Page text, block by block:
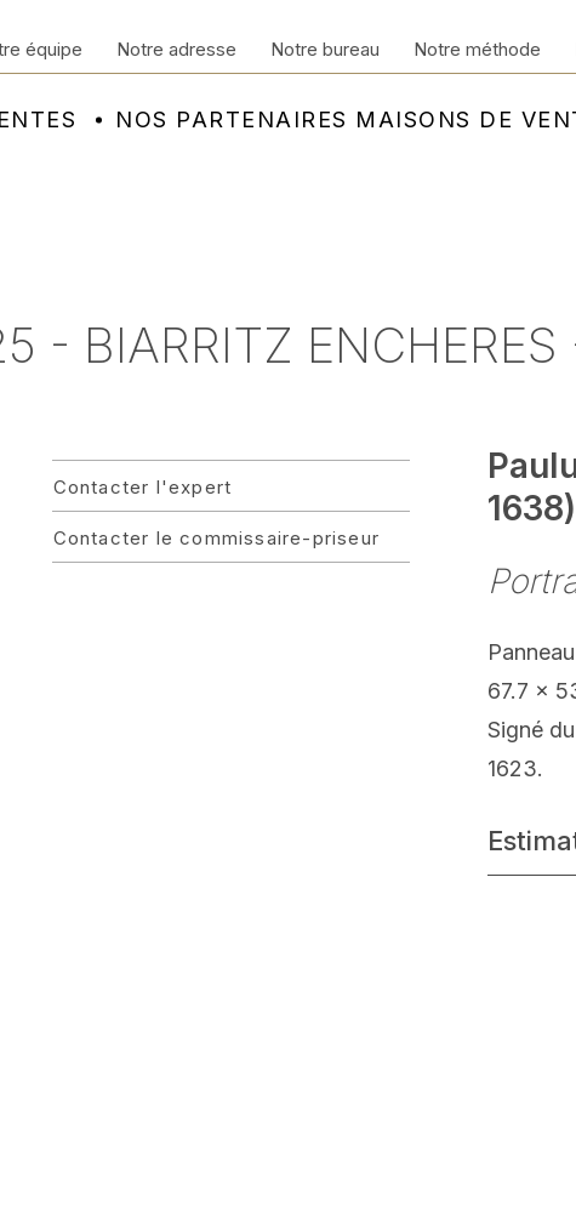
NOS PARTENAIRES MAISONS DE
équipe Notre adresse Notre bureau Notre méthode
- BIARRITZ ENCHERES
Contacter l'expert
Contacter le commissaire-priseur
1638)
67.7 x
Signé
1623.